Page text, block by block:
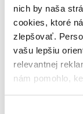
nich by naša
cookies, ktoré
zlepšovať.
vašu lepšiu
relevantnej
nám pomohlo,
Akčné
Akčné
Filmy
Horory,
Sci-fi a